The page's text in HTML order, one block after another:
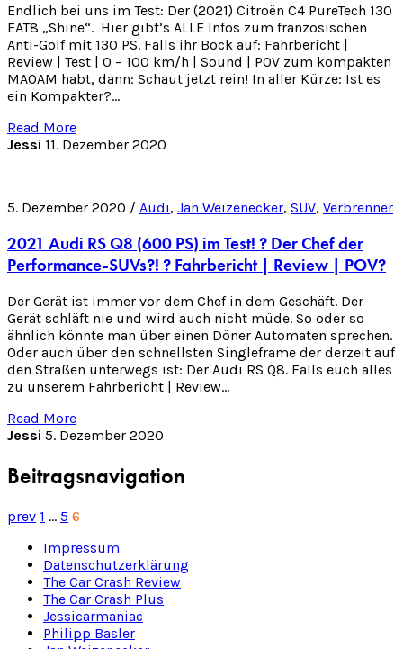
Endlich bei uns im Test: Der (2021) Citroën C4 PureTech 130
EAT8 „Shine“. Hier gibt’s ALLE Infos zum französischen
Anti-Golf mit 130 PS. Falls ihr Bock auf: Fahrbericht |
Review | Test | 0 – 100 km/h | Sound | POV zum kompakten
MAOAM habt, dann: Schaut jetzt rein! ‍In aller Kürze: Ist es
ein Kompakter?…
Read More
Jessi 11. Dezember 2020
5. Dezember 2020 / Audi, Jan Weizenecker, SUV, Verbrenner
2021 Audi RS Q8 (600 PS) im Test! ? Der Chef der
Performance-SUVs?! ? Fahrbericht | Review | POV?
Der Gerät ist immer vor dem Chef in dem Geschäft. Der
Gerät schläft nie und wird auch nicht müde. So oder so
ähnlich könnte man über einen Döner Automaten sprechen.
Oder auch über den schnellsten Singleframe der derzeit auf
den Straßen unterwegs ist: Der Audi RS Q8. Falls euch alles
zu unserem Fahrbericht | Review…
Read More
Jessi 5. Dezember 2020
Beitragsnavigation
prev 1 … 5 6
Impressum
Datenschutzerklärung
The Car Crash Review
The Car Crash Plus
Jessicarmaniac
Philipp Basler